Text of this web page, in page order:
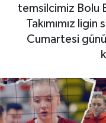
temsilcimiz Bolu
Takımımız
Cumartesi